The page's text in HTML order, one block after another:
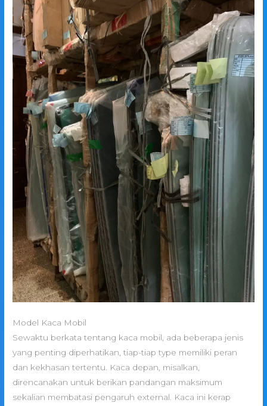
Model Kaca Mobil
Sewaktu berkata tentang kaca mobil, ada beberapa jenis
yang penting diperhatikan, tiap-tiap type memiliki peran
dan kekhasan tertentu. Kaca depan, misalkan,
direncanakan untuk berikan pandangan maksimum
sekalian membatasi pengaruh external. Kaca ini kerap